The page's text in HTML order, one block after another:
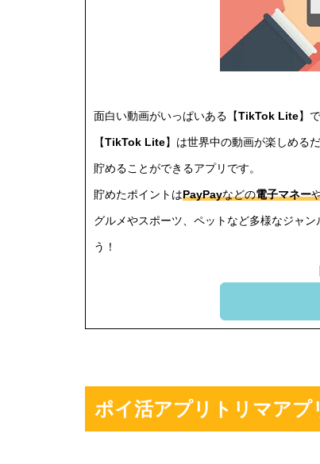
面白い動画がいっぱいある【TikTok Lite】で
【TikTok Lite】は世界中の動画が楽しめる
貯めることができるアプリです。
貯めたポイントはPayPayなどの電子マネー
グルメやスポーツ、ペットなど多様なジャ
う！
ポイ活アプリトリマアプ